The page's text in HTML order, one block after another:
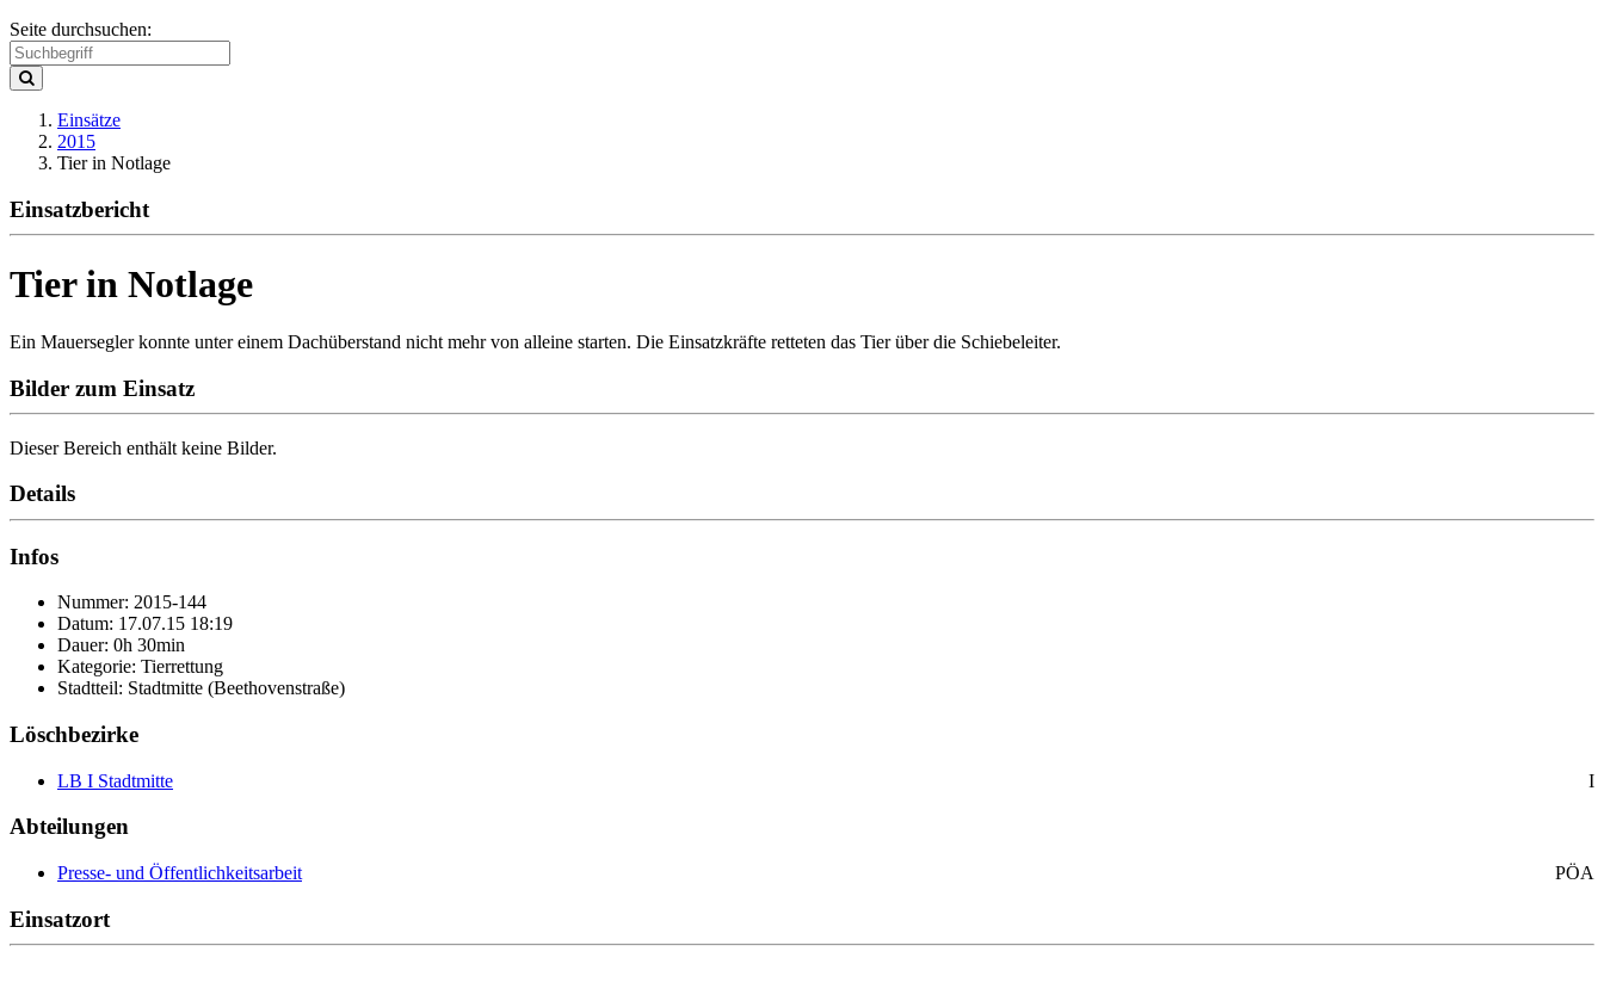
Seite durchsuchen:
Einsätze
2015
Tier in Notlage
Einsatzbericht
Tier in Notlage
Ein Mauersegler konnte unter einem Dachüberstand nicht mehr von alleine starten. Die Einsatzkräfte retteten das Tier über die Schiebeleiter.
Bilder zum Einsatz
Dieser Bereich enthält keine Bilder.
Details
Infos
Nummer: 2015-144
Datum: 17.07.15 18:19
Dauer: 0h 30min
Kategorie: Tierrettung
Stadtteil: Stadtmitte (Beethovenstraße)
Löschbezirke
LB I Stadtmitte I
Abteilungen
Presse- und Öffentlichkeitsarbeit PÖA
Einsatzort